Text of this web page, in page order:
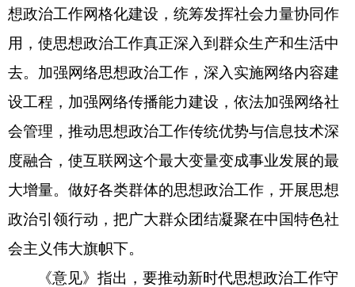
想政治工作网格化建设，统筹发挥社会力量协同作
用，使思想政治工作真正深入到群众生产和生活中
去。加强网络思想政治工作，深入实施网络内容建
设工程，加强网络传播能力建设，依法加强网络社
会管理，推动思想政治工作传统优势与信息技术深
度融合，使互联网这个最大变量变成事业发展的最
大增量。做好各类群体的思想政治工作，开展思想
政治引领行动，把广大群众团结凝聚在中国特色社
会主义伟大旗帜下。
《意见》指出，要推动新时代思想政治工作守